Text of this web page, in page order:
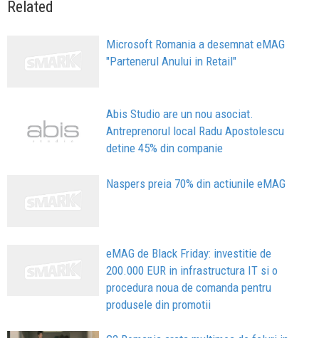
Related
Microsoft Romania a desemnat eMAG
"Partenerul Anului in Retail"
Abis Studio are un nou asociat.
Antreprenorul local Radu Apostolescu
detine 45% din companie
Naspers preia 70% din actiunile eMAG
eMAG de Black Friday: investitie de
200.000 EUR in infrastructura IT si o
procedura noua de comanda pentru
produsele din promotii